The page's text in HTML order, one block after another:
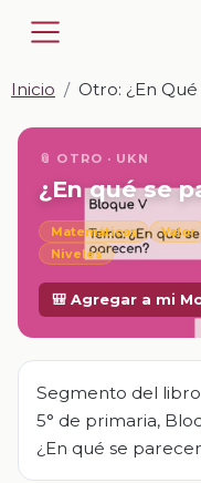
Inicio Otro: ¿En
📎 OTRO · UKN
¿En qué se
Matemáticas Valor
Niveles
🎒 Agregar a mi
Segmento del
5° de primaria,
¿En qué se